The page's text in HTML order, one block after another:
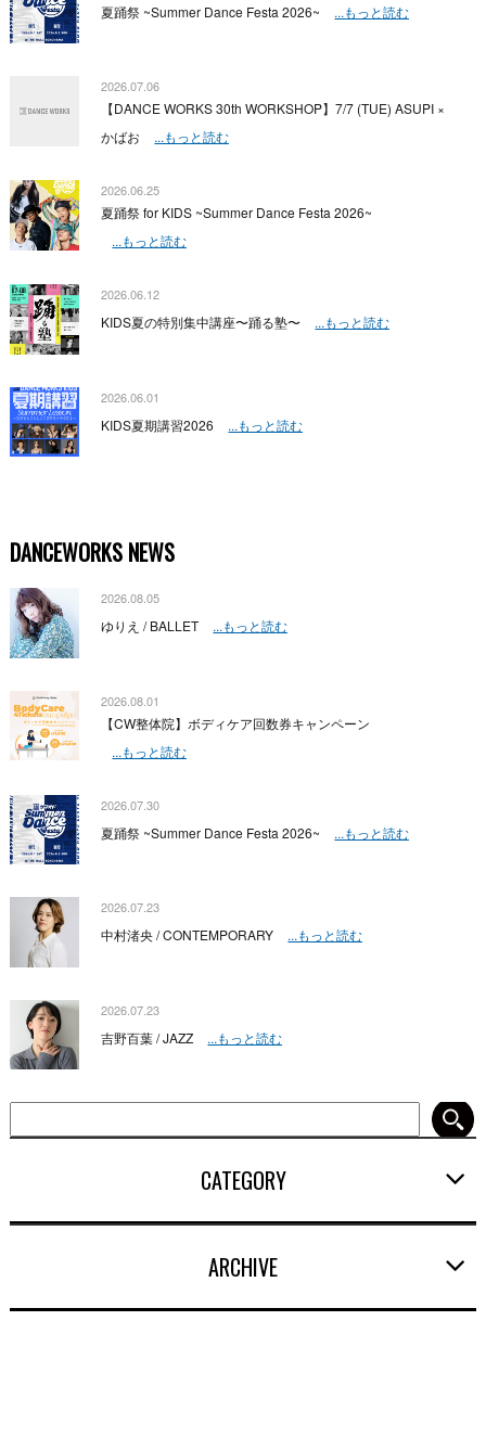
夏踊祭 ~Summer Dance Festa 2026~ ...もっと読む
2026.07.06
【DANCE WORKS 30th WORKSHOP】7/7 (TUE) ASUPI ×
かばお
...もっと読む
2026.06.25
夏踊祭 for KIDS ~Summer Dance Festa 2026~
...もっと読む
2026.06.12
KIDS夏の特別集中講座〜踊る塾〜 ...もっと読む
2026.06.01
KIDS夏期講習2026 ...もっと読む
DANCEWORKS NEWS
2026.08.05
ゆりえ / BALLET ...もっと読む
2026.08.01
【CW整体院】ボディケア回数券キャンペーン
...もっと読む
2026.07.30
夏踊祭 ~Summer Dance Festa 2026~ ...もっと読む
2026.07.23
中村渚央 / CONTEMPORARY ...もっと読む
2026.07.23
吉野百葉 / JAZZ ...もっと読む
CATEGORY
ARCHIVE